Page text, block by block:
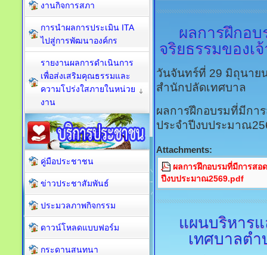
ผลการฝึกอ
จริยธรรมของเ
วันจันทร์ที่ 29 มิถุนาย
สำนักปลัดเทศบาล
ผลการฝึกอบรมที่มีกา
ประจำปีงบประมาณ
Attachments:
ผลการฝึกอบรมที่มีการสอ
ปีงบประมาณ2569.pdf
แผนบริหาร
เทศบาลต
งานกิจการสภา
การนำผลการประเมิน ITA
ไปสู่การพัฒนาองค์กร
รายงานผลการดำเนินการ
เพื่อส่งเสริมคุณธรรมและ
ความโปร่งใสภายในหน่วย
งาน
คู่มือประชาชน
ข่าวประชาสัมพันธ์
ประมวลภาพกิจกรรม
ดาวน์โหลดแบบฟอร์ม
กระดานสนทนา